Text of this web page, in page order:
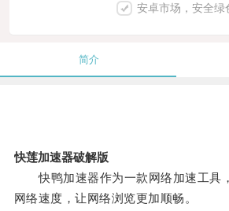
安卓市场，安全绿
简介
快莲加速器破解版
快鸭加速器作为一款网络加速工具
网络速度，让网络浏览更加顺畅。